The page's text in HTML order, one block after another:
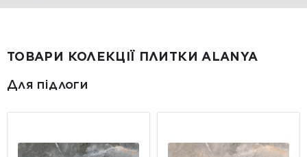
ТОВАРИ КОЛЕКЦІЇ ПЛИТКИ ALANYA
Для підлоги